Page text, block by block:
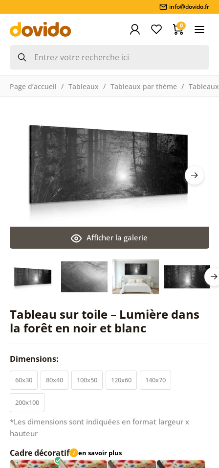
info@dovido.fr
0
Page d’accueil Tableaux Tableaux par thème
Tableau sur toile – Lumière dans
la forêt en noir et blanc
Afficher la galerie
Dimensions:
60x30 80x40 100x50 120x60 140x70
200x100
*Les dimensions sont indiquées en format largeur x
hauteur
Cadre décoratif i en savoir plus